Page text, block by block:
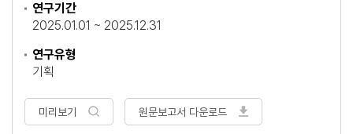
연구기간
2025.01.01 ~ 2025.12.31
연구유형
기획
미리보기 원문보고서 다운로드